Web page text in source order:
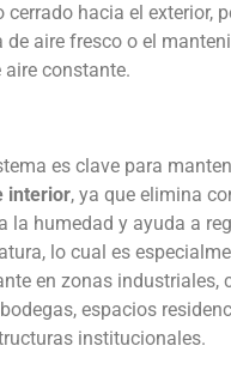
cerrado hacia el exterior,
de aire fresco o el
aire constante.
es clave para
interior, ya que elimina
la humedad y ayuda a
lo cual es
en zonas industriales,
espacios
institucionales.